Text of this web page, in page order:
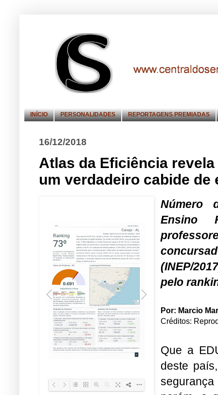
INÍCIO PERSONALIDADES REPORTAGENS PREMIADAS
16/12/2018
Atlas da Eficiência
um verdadeiro cabide de
Número
Ensino
(INEP/
pelo
Por: Marcio
Créditos:
Que a
deste